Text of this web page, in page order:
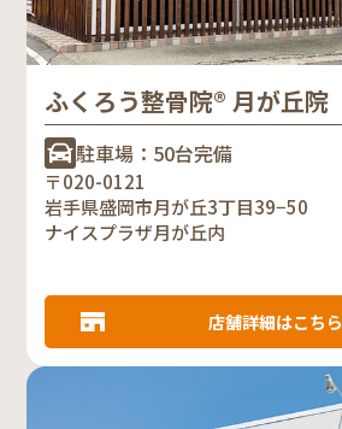
ふくろう整骨院® 月が丘院
駐車場：50台完備
〒020-0121
岩手県盛岡市月が丘3丁目39−50
ナイスプラザ月が丘内
店舗詳細はこちら